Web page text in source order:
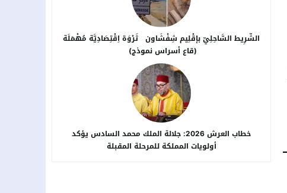
الشَّرِيط السَّاحِلِيّ بإقْلِيم شِفْشَاون ثَرْوَة اِقْتِصَادِيَّة مُهْمَلَة
(قاع أسراس نموذج)
خطاب العرش 2026: جلالة الملك محمد السادس يؤكد
أولويات المملكة للمرحلة المقبلة